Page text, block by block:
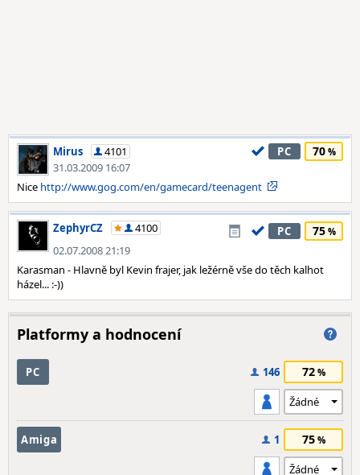
Mirus
4101
31.03.2009 16:07
PC 70
Nice http://www.gog.com/en/gamecard/teenagent
ZephyrCZ
4100
02.07.2008 21:19
PC 75
Karasman - Hlavně byl Kevin frajer, jak ležérně vše do těch kalhot
házel... :-))
Platformy a hodnocení
PC 146 72
Amiga 1 75